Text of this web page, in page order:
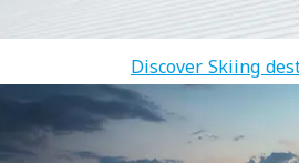
Discover Skiing